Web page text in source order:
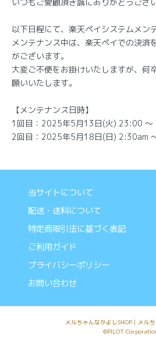
以下日程にて、楽天ペイシステムメン
メンテナンス中は、楽天ペイでの決済
がございます。
大変ご不便をお掛けいたしますが、何
願いいたします。
【メンテナンス日時】
1回目：2025年5月13日(火) 23:00
2回目：2025年5月18日(日) 2:30am
当サイトについて
配送・送料について
特定商取引法に基づく表記
ご利用ガイド
プライバシーポリシー
お問い合わせ
メルちゃんなかよしSHOP│メル
©PILOT